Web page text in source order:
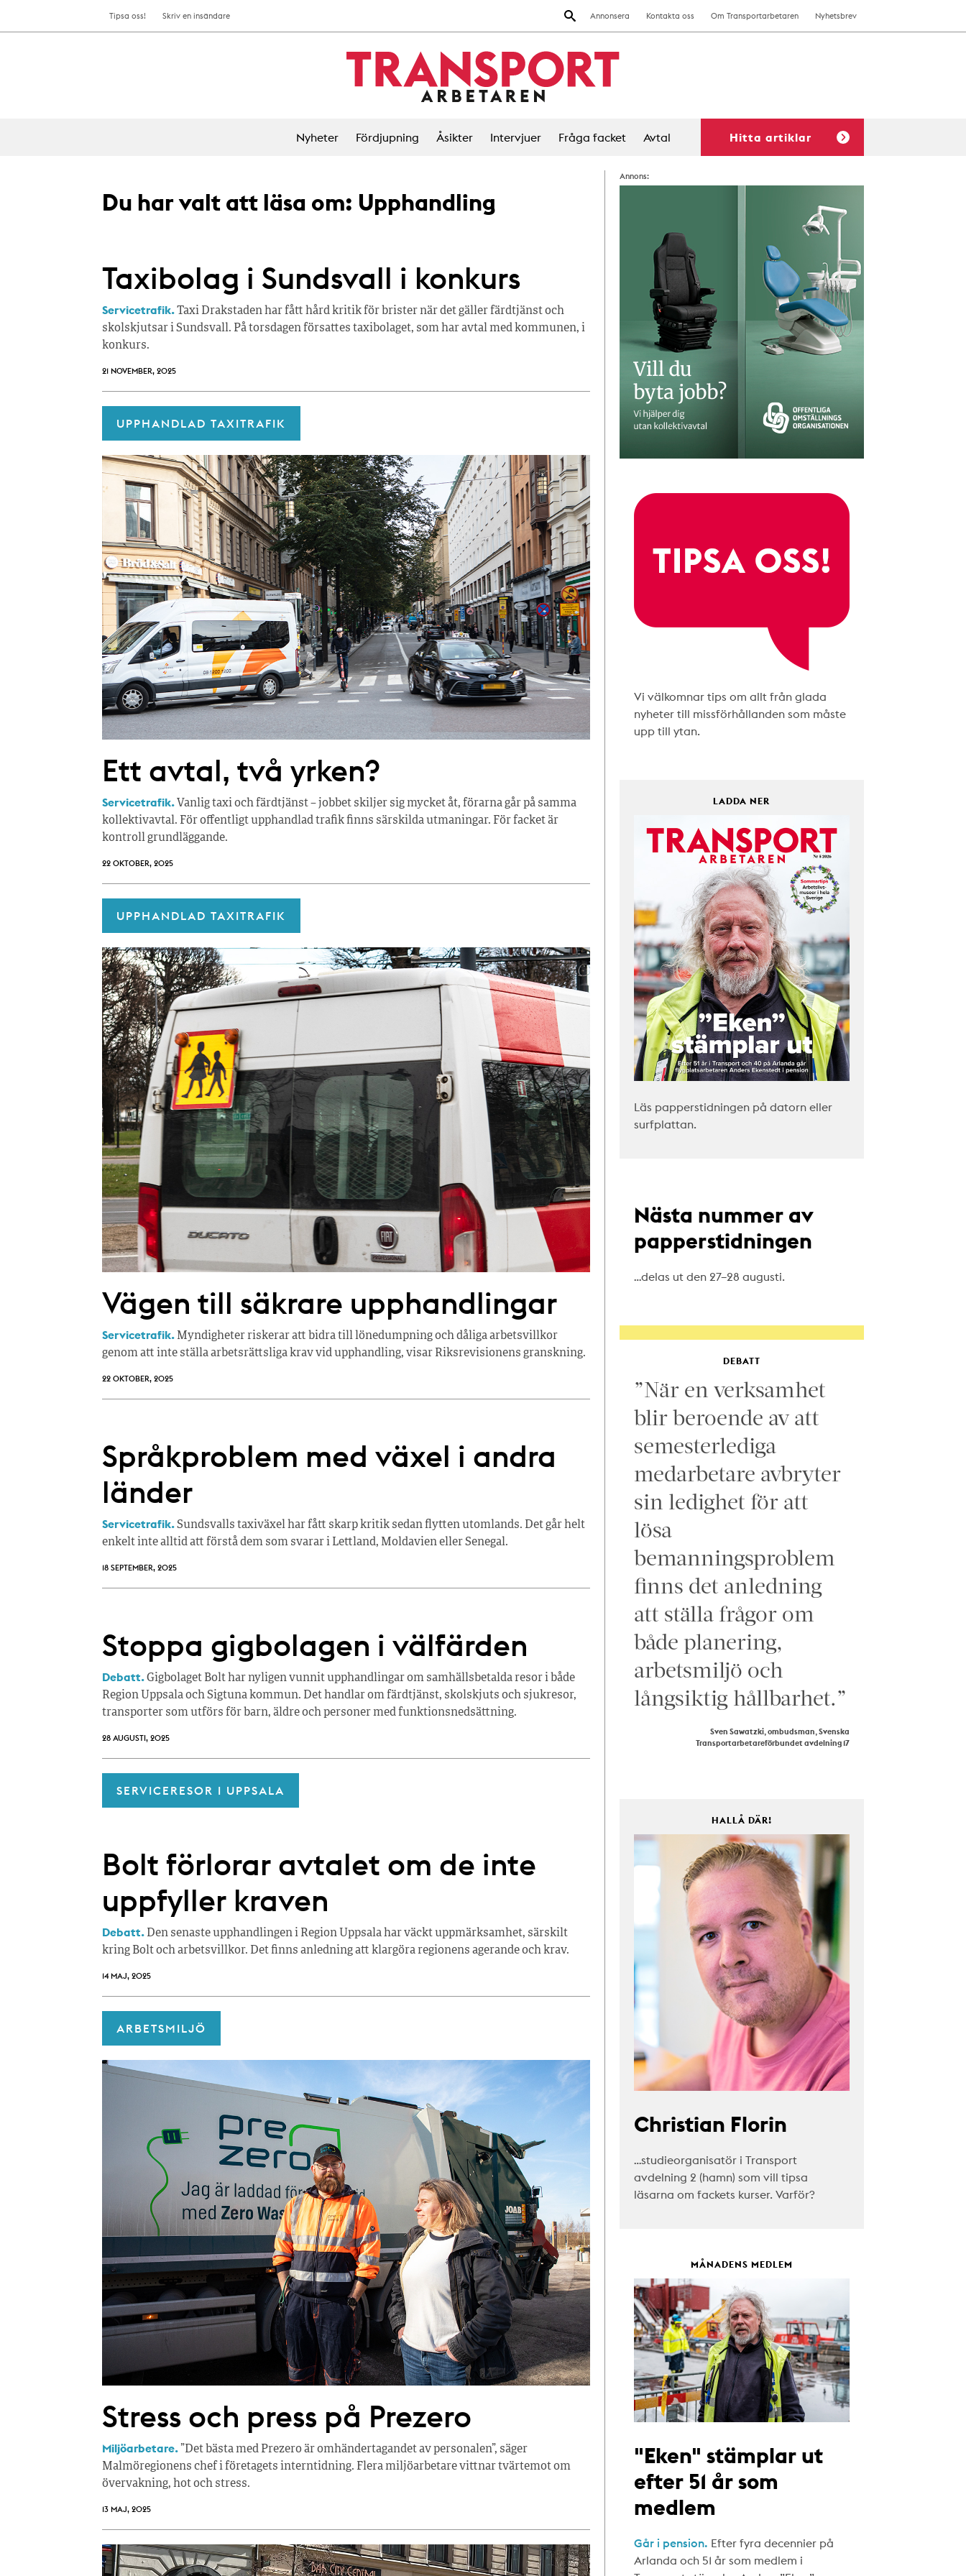
Annonsera Kontakta oss Om Transportarbetaren Nyhetsbrev
Tipsa oss! Skriv en insändare
Nyheter Fördjupning Åsikter Intervjuer Fråga facket Avtal Hitta artiklar
Du har valt att läsa om: Upphandling
Taxibolag i Sundsvall i konkurs
Servicetrafik.Taxi Drakstaden har fått hård kritik för brister när det gäller färdtjänst och
skolskjutsar i Sundsvall. På torsdagen försattes taxibolaget, som har avtal med kommunen, i
konkurs.
21 NOVEMBER, 2025
UPPHANDLAD TAXITRAFIK
Ett avtal, två yrken?
Servicetrafik. Vanlig taxi och färdtjänst – jobbet skiljer sig mycket åt, förarna går på samma
kollektivavtal. För offentligt upphandlad trafik finns särskilda utmaningar. För facket är
kontroll grundläggande.
22 OKTOBER, 2025
UPPHANDLAD TAXITRAFIK
Vägen till säkrare upphandlingar
Servicetrafik. Myndigheter riskerar att bidra till lönedumpning och dåliga arbetsvillkor
genom att inte ställa arbetsrättsliga krav vid upphandling, visar Riksrevisionens granskning.
22 OKTOBER, 2025
Språkproblem med växel i andra
länder
Servicetrafik.Sundsvalls taxiväxel har fått skarp kritik sedan flytten utomlands. Det går helt
enkelt inte alltid att förstå dem som svarar i Lettland, Moldavien eller Senegal.
18 SEPTEMBER, 2025
Stoppa gigbolagen i välfärden
Debatt.Gigbolaget Bolt har nyligen vunnit upphandlingar om samhällsbetalda resor i både
Region Uppsala och Sigtuna kommun. Det handlar om färdtjänst, skolskjuts och sjukresor,
transporter som utförs för barn, äldre och personer med funktionsnedsättning.
28 AUGUSTI, 2025
SERVICERESOR I UPPSALA
Bolt förlorar avtalet om de inte
uppfyller kraven
Debatt. Den senaste upphandlingen i Region Uppsala har väckt uppmärksamhet, särskilt
kring Bolt och arbetsvillkor. Det finns anledning att klargöra regionens agerande och krav.
14 MAJ, 2025
ARBETSMILJÖ
Stress och press på Prezero
Miljöarbetare. ”Det bästa med Prezero är omhändertagandet av personalen”, säger
Malmöregionens chef i företagets interntidning. Flera miljöarbetare vittnar tvärtemot om
övervakning, hot och stress.
13 MAJ, 2025
Annons:
Vi välkomnar tips om allt från glada
nyheter till missförhållanden som måste
upp till ytan.
LADDA NER
Läs papperstidningen på datorn eller
surfplattan.
Nästa nummer av
papperstidningen
…delas ut den 27–28 augusti.
DEBATT
”När en verksamhet
blir beroende av att
semesterlediga
medarbetare avbryter
sin ledighet för att
lösa
bemanningsproblem
finns det anledning
att ställa frågor om
både planering,
arbetsmiljö och
långsiktig hållbarhet.”
Sven Sawatzki, ombudsman, Svenska
Transportarbetareförbundet avdelning 17
HALLÅ DÄR!
Christian Florin
…studieorganisatör i Transport
avdelning 2 (hamn) som vill tipsa
läsarna om fackets kurser. Varför?
MÅNADENS MEDLEM
"Eken" stämplar ut
efter 51 år som
medlem
Går i pension. Efter fyra decennier på
Arlanda och 51 år som medlem i